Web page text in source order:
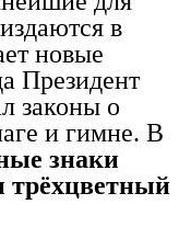
в
новые
Президент
законы о
и гимне. В
знаки
трёхцветный